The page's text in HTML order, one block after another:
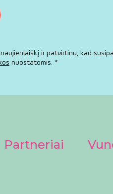
ir patvirtinu, kad
nuostatomis. *
Partneriai